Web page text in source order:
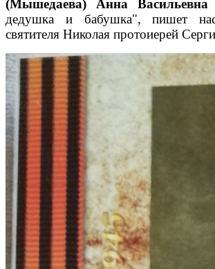
(Мышедаева) Анна
дедушка и бабушка", пишет
святителя Николая протоиерей